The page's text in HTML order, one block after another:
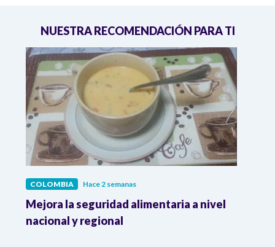
NUESTRA RECOMENDACIÓN PARA TI
COLOMBIA Hace 2 semanas
Mejora la seguridad alimentaria a nivel
nacional y regional